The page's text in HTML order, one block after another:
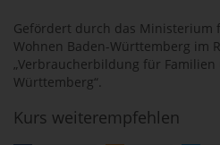
Gefördert durch das Ministerium
Wohnen Baden-Württemberg im
„Verbraucherbildung für
Württemberg“.
Kurs weiterempfehlen